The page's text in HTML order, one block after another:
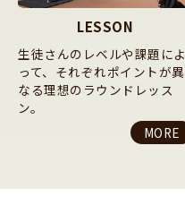
LESSON
生徒さんのレベルや課題によ
って、それぞれポイントが異
なる理想のラウンドレッス
ン。
MORE